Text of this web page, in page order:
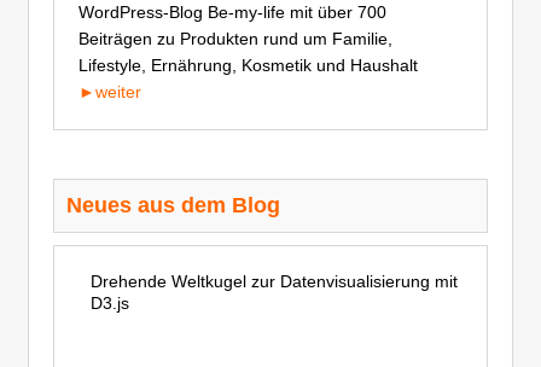
WordPress-Blog Be-my-life mit über 700
Beiträgen zu Produkten rund um Familie,
Lifestyle, Ernährung, Kosmetik und Haushalt
►weiter
Neues aus dem Blog
Drehende Weltkugel zur Datenvisualisierung mit
D3.js